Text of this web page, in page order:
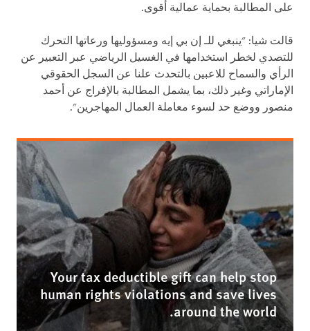
على المطالبة بحماية عمالية أقوى.
قالت شيا: "ينبغي للـ إن بي إيه ومسؤوليها ورعاتها التحرك
للتصدي لخطر استخدامها في الغسيل الرياضي عبر التعبير عن
الرأي والسماح للاعبين بالتحدث علنا عن السجل الحقوقي
الإماراتي وغير ذلك، بما يشمل المطالبة بالإفراج عن أحمد
منصور ووضع حد لسوء معاملة العمال المهاجرين".
Your tax deductible gift can help stop
human rights violations and save lives
around the world.